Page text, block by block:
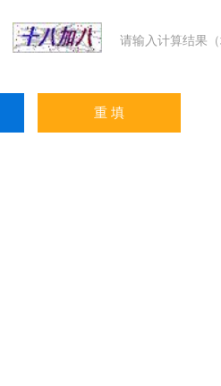
请输入计算结果